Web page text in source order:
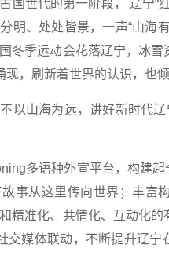
国世代的第一阶段， 辽宁“
明、处处皆景，一声“山海
冬季运动会花落辽宁，冰
现，刷新着世界的认识，也
山海为远，讲好新时代辽
多语种外宣平台，构建起
事从这里传向世界；丰富
精准化、共情化、互动化
交媒体联动，不断提升辽宁